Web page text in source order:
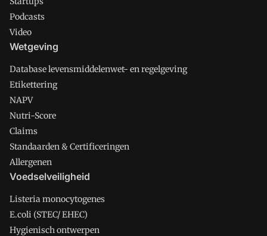
Podcasts
Video
Wetgeving
Database levensmiddelenwet- en regelgeving
Etikettering
NAPV
Nutri-Score
Claims
Standaarden & Certificeringen
Allergenen
Voedselveiligheid
Listeria monocytogenes
E.coli (STEC/ EHEC)
Hygienisch ontwerpen